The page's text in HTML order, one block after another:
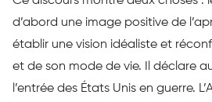
d’abord une image positive de
établir une vision idéaliste et
et de son mode de vie. Il déclare
l’entrée des États Unis en guerre.